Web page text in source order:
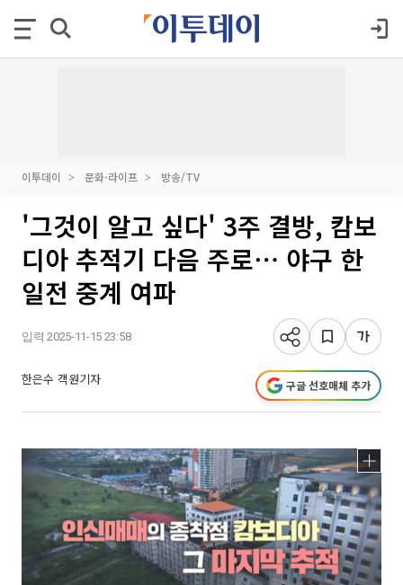
이투데이 문화·라이프 방송/TV
'그것이 알고 싶다' 3주 결방, 캄보
디아 추적기 다음 주로⋯ 야구 한
일전 중계 여파
입력 2025-11-15 23:58
한은수 객원기자 구글 선호매체 추가